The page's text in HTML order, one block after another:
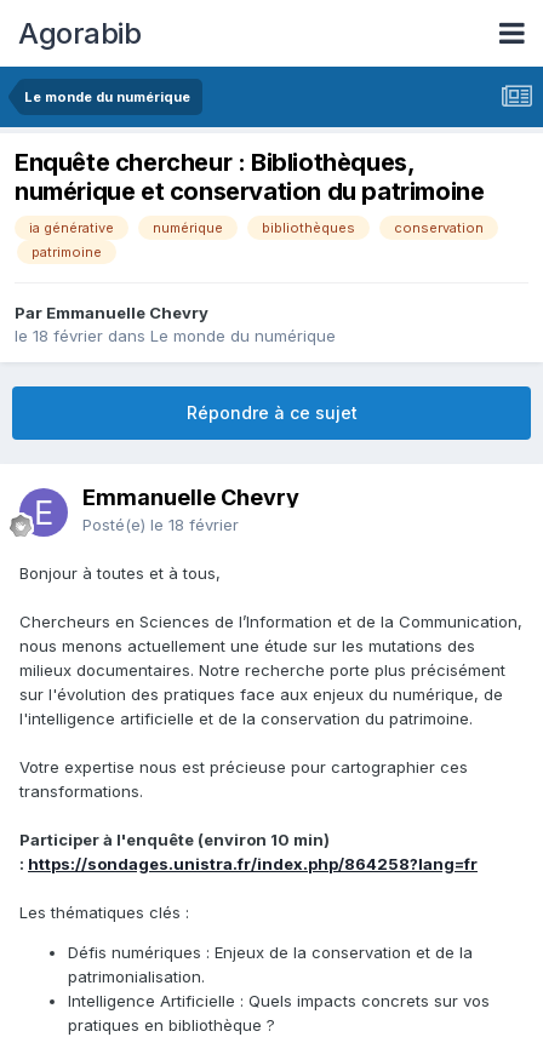
Agorabib
Le monde du numérique
Enquête chercheur : Bibliothèques,
numérique et conservation du patrimoine
ia générative numérique bibliothèques
conservation
patrimoine
Par Emmanuelle Chevry
le 18 février dans Le monde du numérique
Répondre à ce sujet
Emmanuelle Chevry
Posté(e) le 18 février
Bonjour à toutes et à tous,
Chercheurs en Sciences de l’Information et de la Communication,
nous menons actuellement une étude sur les mutations des
milieux documentaires. Notre recherche porte plus précisément
sur l'évolution des pratiques face aux enjeux du numérique, de
l'intelligence artificielle et de la conservation du patrimoine.
Votre expertise nous est précieuse pour cartographier ces
transformations.
Participer à l'enquête (environ 10 min)
: https://sondages.unistra.fr/index.php/864258?lang=fr
Les thématiques clés :
Défis numériques : Enjeux de la conservation et de la
patrimonialisation.
Intelligence Artificielle : Quels impacts concrets sur vos
pratiques en bibliothèque ?